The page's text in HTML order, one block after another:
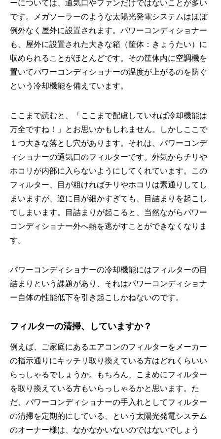
ーについては、通気口やファンだけではないことが多い
です。メガソーラーのような太陽光発電システムはほぼ
例外なく屋外に設置されます。パワーコンディショナー
も、屋外に設置された大きな箱（筐体：きょうたい）に
収められることがほとんどです。その筐体内に空調機を
置いてパワーコンディショナーの温度が上がるのを防ぐ
という冷却機能を備えています。
ここまで読むと、「ここまで配慮していれば冷却機能は
万全ですね！」とお思いかもしれません。しかしここで
１つ大きな落とし穴があります。それは、パワーコンデ
ィショナーの通気口のフィルターです。外気からチリや
ホコリが内部に入らないようにしてくれています。この
フィルター、目が粗ければチリやホコリは素通りしてし
まいますが、逆に目が細かすぎても、目詰まりを起こし
てしまいます。目詰まりが起こると、当然ながらパワー
コンディショナー外へ熱を逃がすことができなくなりま
す。
パワーコンディショナーの冷却機能にはフィルターの目
詰まりという課題があり、それはパワーコンディショナ
ー自体の性能低下を引き起こしかねないのです。
フィルターの清掃、していますか？
例えば、ご家庭にあるエアコンのフィルターをメーカー
の指示通りにキッチリ取り換えている方はどれくらいい
らっしゃるでしょうか。もちろん、こまめにフィルター
を取り換えている方もいらっしゃるかと思います。た
だ、パワーコンディショナーの手入れとしてフィルター
の清掃を定期的にしている、という太陽光発電システム
のオーナー様は、なかなかいないのではないでしょう